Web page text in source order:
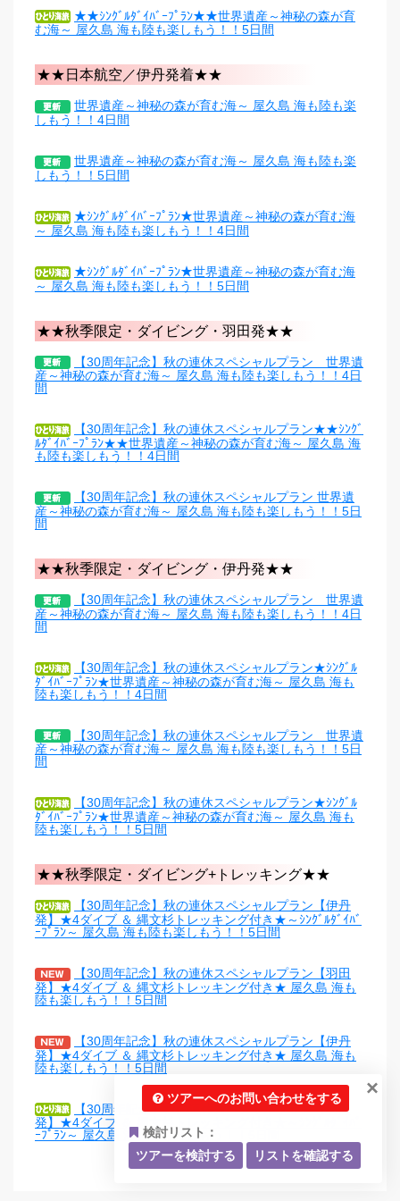
★★ｼﾝｸﾞﾙﾀﾞｲﾊﾞｰﾌﾟﾗﾝ★★世界遺産～神秘の森が育
む海～ 屋久島 海も陸も楽しもう！！5日間
★★日本航空／伊丹発着★★
世界遺産～神秘の森が育む海～ 屋久島 海も陸も楽
しもう！！4日間
世界遺産～神秘の森が育む海～ 屋久島 海も陸も楽
しもう！！5日間
★ｼﾝｸﾞﾙﾀﾞｲﾊﾞｰﾌﾟﾗﾝ★世界遺産～神秘の森が育む海
～ 屋久島 海も陸も楽しもう！！4日間
★ｼﾝｸﾞﾙﾀﾞｲﾊﾞｰﾌﾟﾗﾝ★世界遺産～神秘の森が育む海
～ 屋久島 海も陸も楽しもう！！5日間
★★秋季限定・ダイビング・羽田発★★
【30周年記念】秋の連休スペシャルプラン 世界遺
産～神秘の森が育む海～ 屋久島 海も陸も楽しもう！！4日
間
【30周年記念】秋の連休スペシャルプラン★★ｼﾝｸﾞ
ﾙﾀﾞｲﾊﾞｰﾌﾟﾗﾝ★★世界遺産～神秘の森が育む海～ 屋久島 海
も陸も楽しもう！！4日間
【30周年記念】秋の連休スペシャルプラン 世界遺
産～神秘の森が育む海～ 屋久島 海も陸も楽しもう！！5日
間
★★秋季限定・ダイビング・伊丹発★★
【30周年記念】秋の連休スペシャルプラン 世界遺
産～神秘の森が育む海～ 屋久島 海も陸も楽しもう！！4日
間
【30周年記念】秋の連休スペシャルプラン★ｼﾝｸﾞﾙ
ﾀﾞｲﾊﾞｰﾌﾟﾗﾝ★世界遺産～神秘の森が育む海～ 屋久島 海も
陸も楽しもう！！4日間
【30周年記念】秋の連休スペシャルプラン 世界遺
産～神秘の森が育む海～ 屋久島 海も陸も楽しもう！！5日
間
【30周年記念】秋の連休スペシャルプラン★ｼﾝｸﾞﾙ
ﾀﾞｲﾊﾞｰﾌﾟﾗﾝ★世界遺産～神秘の森が育む海～ 屋久島 海も
陸も楽しもう！！5日間
★★秋季限定・ダイビング+トレッキング★★
【30周年記念】秋の連休スペシャルプラン【伊丹
発】★4ダイブ ＆ 縄文杉トレッキング付き★～ｼﾝｸﾞﾙﾀﾞｲﾊﾞ
ｰﾌﾟﾗﾝ～ 屋久島 海も陸も楽しもう！！5日間
【30周年記念】秋の連休スペシャルプラン【羽田
発】★4ダイブ ＆ 縄文杉トレッキング付き★ 屋久島 海も
陸も楽しもう！！5日間
【30周年記念】秋の連休スペシャルプラン【伊丹
発】★4ダイブ ＆ 縄文杉トレッキング付き★ 屋久島 海も
陸も楽しもう！！5日間
【30周年記念】秋の連休スペシャルプラン【羽田
発】★4ダイブ ＆ 縄文杉トレッキング付き★～ｼﾝｸﾞﾙﾀﾞｲﾊﾞ
ｰﾌﾟﾗﾝ～ 屋久島 海も陸も楽しもう！！5日間
×
ツアーへのお問い合わせをする
検討リスト：
ツアーを検討する
リストを確認する